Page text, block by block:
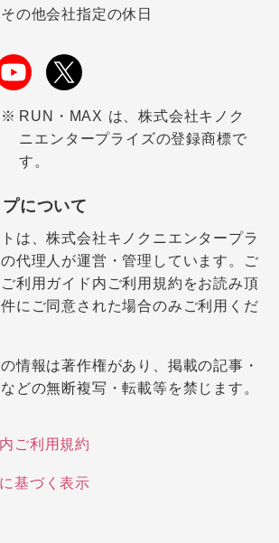
の他会社指定の休日
RUN・MAX は、株式会社キノク
ニエンタープライズの登録商標で
す。
について
は、株式会社キノクニエンタープラ
代理人が運営・管理しています。ご
利用ガイド内ご利用規約をお読み頂
にご同意された場合のみご利用くだ
情報は著作権があり、掲載の記事・
どの無断複写・転載等を禁じます。
ご利用規約
基づく表示